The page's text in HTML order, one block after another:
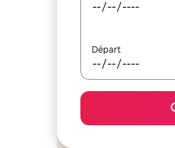
Départ